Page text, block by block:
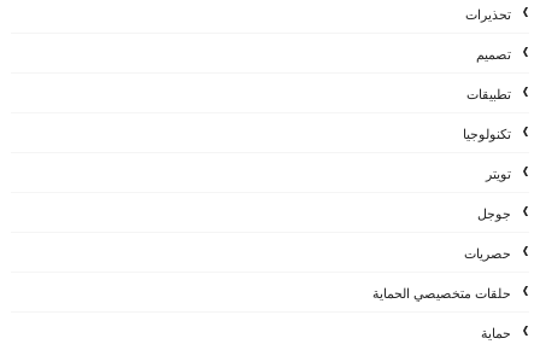
تحذيرات
تصميم
تطبيقات
تكنولوجيا
تويتر
جوجل
حصريات
حلقات متخصيصي الحماية
حماية